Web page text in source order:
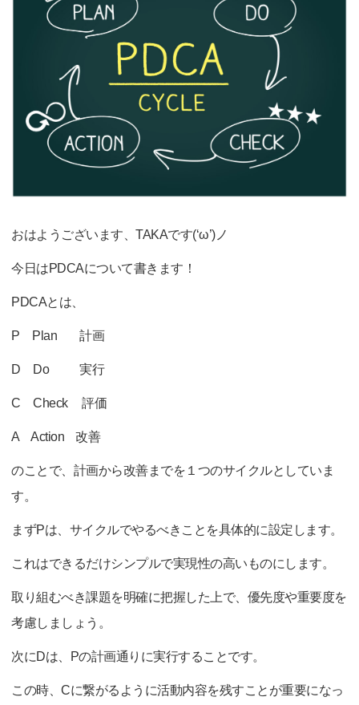
おはようございます、TAKAです(‘ω’)ノ
今日はPDCAについて書きます！
PDCAとは、
P Plan 計画
D Do 実行
C Check 評価
A Action 改善
のことで、計画から改善までを１つのサイクルとしていま
す。
まずPは、サイクルでやるべきことを具体的に設定します。
これはできるだけシンプルで実現性の高いものにします。
取り組むべき課題を明確に把握した上で、優先度や重要度を
考慮しましょう。
次にDは、Pの計画通りに実行することです。
この時、Cに繋がるように活動内容を残すことが重要になっ